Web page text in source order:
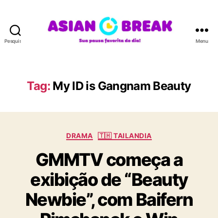
Pesquisar
A
N
R
A
Menu
Tag: My ID is Gangnam Beauty
C
t
e
g
o
r
i
DRAMA 🇹🇭 TAILANDIA
GMMTV começa a
exibição de “Beauty
Newbie”, com Baifern